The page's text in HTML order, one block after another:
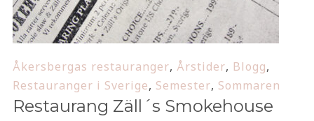
Åkersbergas restauranger, Årstider, Blogg,
Restauranger i Sverige, Semester, Sommaren
Restaurang Zäll´s Smokehouse